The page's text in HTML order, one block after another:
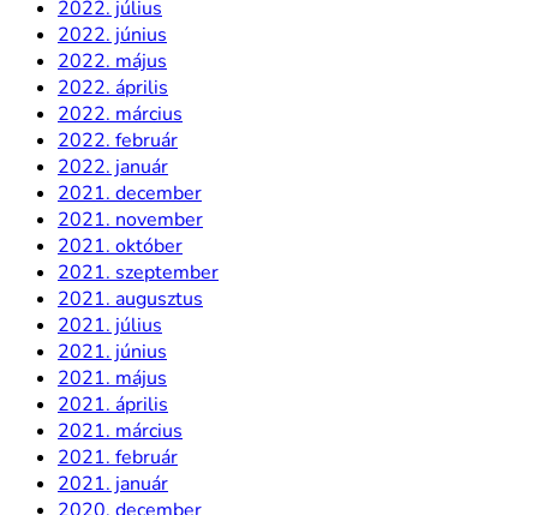
2022. július
2022. június
2022. május
2022. április
2022. március
2022. február
2022. január
2021. december
2021. november
2021. október
2021. szeptember
2021. augusztus
2021. július
2021. június
2021. május
2021. április
2021. március
2021. február
2021. január